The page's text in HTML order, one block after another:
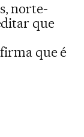
norte-
que
que é